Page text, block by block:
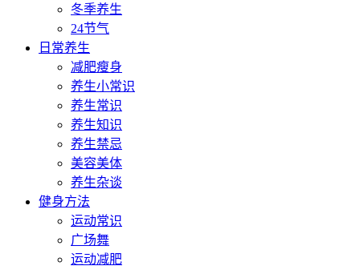
冬季养生
24节气
日常养生
减肥瘦身
养生小常识
养生常识
养生知识
养生禁忌
美容美体
养生杂谈
健身方法
运动常识
广场舞
运动减肥